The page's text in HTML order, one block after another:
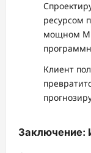
ресурсом
мощном
Клиент
Заключение: